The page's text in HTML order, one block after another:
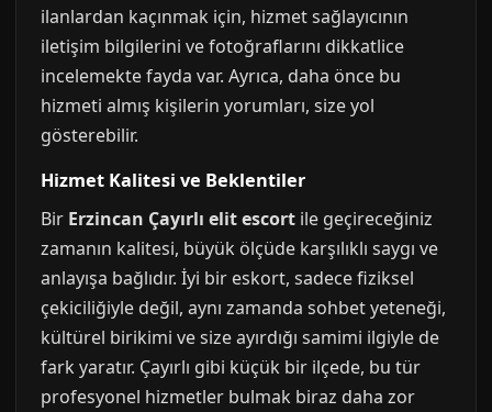
ilanlardan kaçınmak için, hizmet sağlayıcının
iletişim bilgilerini ve fotoğraflarını dikkatlice
incelemekte fayda var. Ayrıca, daha önce bu
hizmeti almış kişilerin yorumları, size yol
gösterebilir.
Hizmet Kalitesi ve Beklentiler
Bir Erzincan Çayırlı elit escort ile geçireceğiniz
zamanın kalitesi, büyük ölçüde karşılıklı saygı ve
anlayışa bağlıdır. İyi bir eskort, sadece fiziksel
çekiciliğiyle değil, aynı zamanda sohbet yeteneği,
kültürel birikimi ve size ayırdığı samimi ilgiyle de
fark yaratır. Çayırlı gibi küçük bir ilçede, bu tür
profesyonel hizmetler bulmak biraz daha zor